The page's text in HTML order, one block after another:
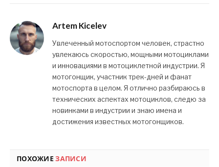
Artem Kicelev
Увлеченный мотоспортом человек, страстно
увлекаюсь скоростью, мощными мотоциклами
и инновациями в мотоциклетной индустрии. Я
мотогонщик, участник трек-дней и фанат
мотоспорта в целом. Я отлично разбираюсь в
технических аспектах мотоциклов, следю за
новинками в индустрии и знаю имена и
достижения известных мотогонщиков.
ПОХОЖИЕЗАПИСИ